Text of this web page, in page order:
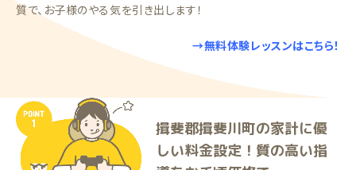
質で、お子様のやる気を引き出します！
→無料体験レッスンはこちら！
揖斐郡揖斐川町の家計に優
しい料金設定！質の高い指